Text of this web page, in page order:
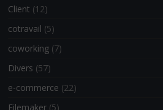
Client (12)
cotravail (5)
coworking (7)
Divers (57)
e-commerce (22)
Filemaker (5)